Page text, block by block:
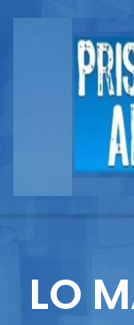
Buscador
Documentos
Reportajes
LO